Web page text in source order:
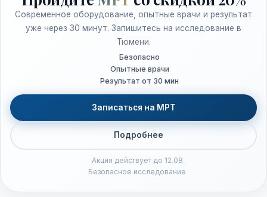
Современное оборудование, опытные врачи и результат
уже через 30 минут. Запишитесь на исследование в
Тюмени.
Безопасно
Опытные врачи
Результат от 30 мин
Записаться на МРТ
Подробнее
Акция действует до 12.08
Безопасное исследование